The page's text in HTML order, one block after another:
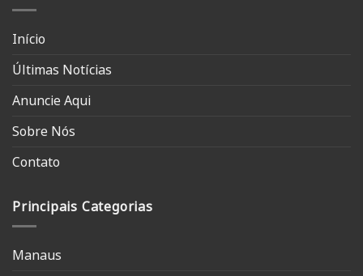
Início
Últimas Notícias
Anuncie Aqui
Sobre Nós
Contato
Principais Categorias
Manaus